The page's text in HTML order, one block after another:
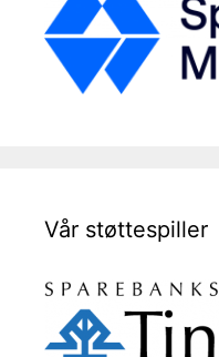
Vår støttespiller